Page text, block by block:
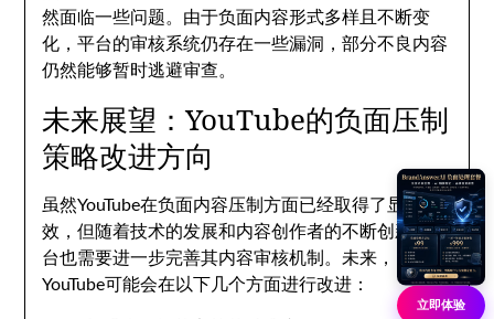
然面临一些问题。由于负面内容形式多样且不断变
化，平台的审核系统仍存在一些漏洞，部分不良内容
仍然能够暂时逃避审查。
未来展望：YouTube的负面压制
策略改进方向
虽然YouTube在负面内容压制方面已经取得了显著成
效，但随着技术的发展和内容创作者的不断创新，平
台也需要进一步完善其内容审核机制。未来，
YouTube可能会在以下几个方面进行改进：
立即体验